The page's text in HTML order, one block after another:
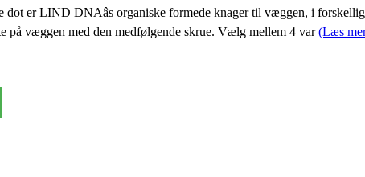
er LIND DNAâs organiske formede knager til væggen, i
på væggen med den medfølgende skrue. Vælg mellem 4 var(Læs